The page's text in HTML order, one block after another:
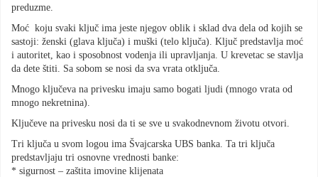
preduzme.
Moć koju svaki ključ ima jeste njegov oblik i sklad dva dela od kojih se
sastoji: ženski (glava ključa) i muški (telo ključa). Ključ predstavlja moć
i autoritet, kao i sposobnost vodenja ili upravljanja. U krevetac se stavlja
da dete štiti. Sa sobom se nosi da sva vrata otključa.
Mnogo ključeva na privesku imaju samo bogati ljudi (mnogo vrata od
mnogo nekretnina).
Ključeve na privesku nosi da ti se sve u svakodnevnom životu otvori.
Tri ključa u svom logou ima Švajcarska UBS banka. Ta tri ključa
predstavljaju tri osnovne vrednosti banke:
* sigurnost – zaštita imovine klijenata